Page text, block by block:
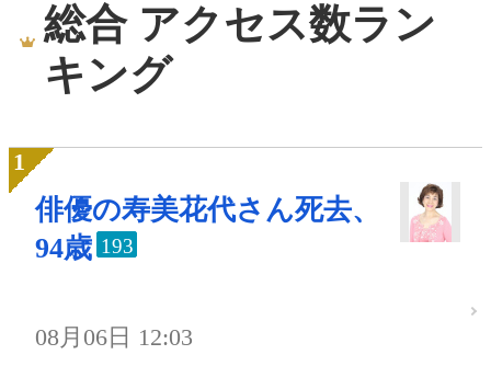
総合 アクセス数ラン
キング
俳優の寿美花代さん死去、
94歳 193
08月06日 12:03